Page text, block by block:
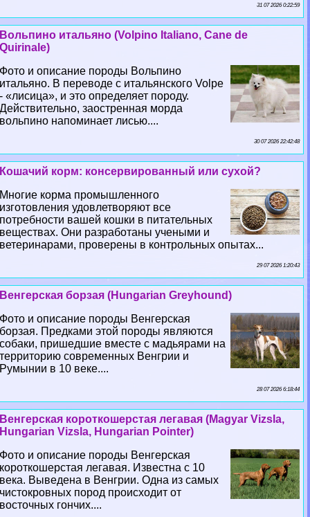
31 07 2026 0:22:59
Вольпино итальяно (Volpino Italiano, Cane de
Quirinale)
Фото и описание породы Вольпино
итальяно. В переводе с итальянского Volpe
- «лисица», и это определяет породу.
Действительно, заостренная морда
вольпино напоминает лисью....
30 07 2026 22:42:48
Кошачий корм: консервированный или сухой?
Многие корма промышленного
изготовления удовлетворяют все
потребности вашей кошки в питательных
веществах. Они разработаны учеными и
ветеринарами, проверены в контрольных опытах...
29 07 2026 1:20:43
Венгерская борзая (Hungarian Greyhound)
Фото и описание породы Венгерская
борзая. Предками этой породы являются
собаки, пришедшие вместе с мадьярами на
территорию современных Венгрии и
Румынии в 10 веке....
28 07 2026 6:18:44
Венгерская короткошерстая легавая (Magyar Vizsla,
Hungarian Vizsla, Hungarian Pointer)
Фото и описание породы Венгерская
короткошерстая легавая. Известна с 10
века. Выведена в Венгрии. Одна из самых
чистокровных пород происходит от
восточных гончих....